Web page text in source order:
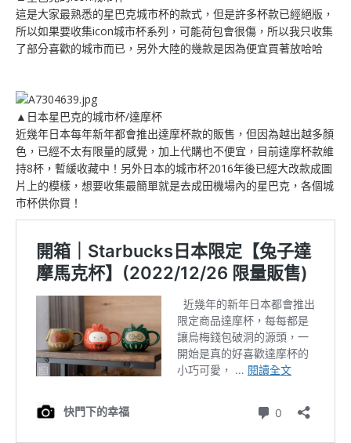
這是大家最熟悉的星巴克城市杯的款式，但是許多杯款已經絕版，
所以如果要收集icon城市杯系列，可能荷包會很傷，所以我只收集
了部分喜歡的城市而已，另外大陸的幾款是因為便宜買著放哈哈
▲日本星巴克的城市杯/達摩杯
近幾年日本每年新年都會推出達摩杯款的販售，但因為越出越多顏
色，已經不太有限量的感覺，加上代購也不便宜，目前達摩杯款維
持8杯，暫緩收藏中！另外日本的城市杯2016年後已經大改款成圖
片上的模樣，想要收集最簡單就是去成田機場內的星巴克，各個城
市杯供你買！